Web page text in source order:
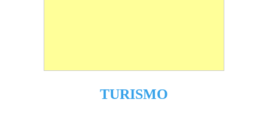
TURISMO